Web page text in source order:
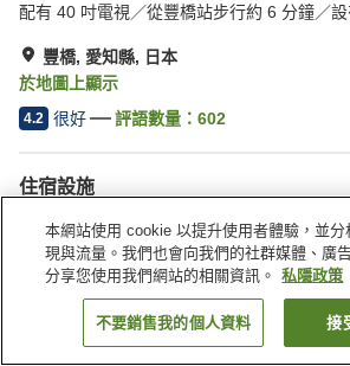
配有 40 吋電視／從豐橋站步行約 6 分鐘／
豐橋, 愛知縣, 日本
於地圖上顯示
4.2 很好 評語數量： 602
住宿設施
停車場
水療/美
餐廳
自動販賣
找客房
本網站使用 cookie 以提升使用者體驗，並
現與流量。我們也會向我們的社群媒體、廣
分享您使用我們網站的相關資訊。
私隱政策
不要銷售我的個人資料 接